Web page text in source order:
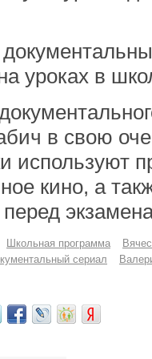
уроках в
в свою
используют
кино, а
Школьная программа
сериал